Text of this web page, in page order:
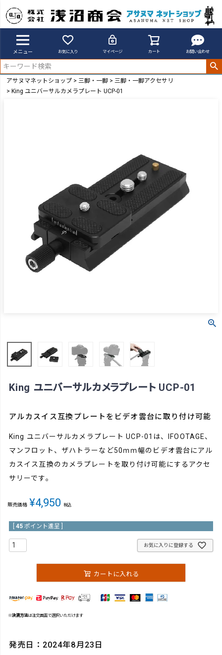
メニュー お気に入り マイページ カート お問い合わせ
アサヌマネットショップ 三脚・一脚
三脚・一脚アクセサリ
King ユニバーサルカメラプレート UCP-01
King ユニバーサルカメラプレート UCP-01
アルカスイス互換プレートをビデオ雲台に取り付け可能
King ユニバーサルカメラプレート UCP-01は、IFOOTAGE、
マンフロット、ザハトラーなど50ｍｍ幅のビデオ雲台にアル
カスイス互換のカメラプレートを取り付け可能にするアクセ
サリーです。
販売価格 ¥4,950 税込
45 ポイント進呈 ]
お気に入りに登録する
カートに入れる
※決済方法は注文画面で選択いただけます
発売日：2024年8月23日